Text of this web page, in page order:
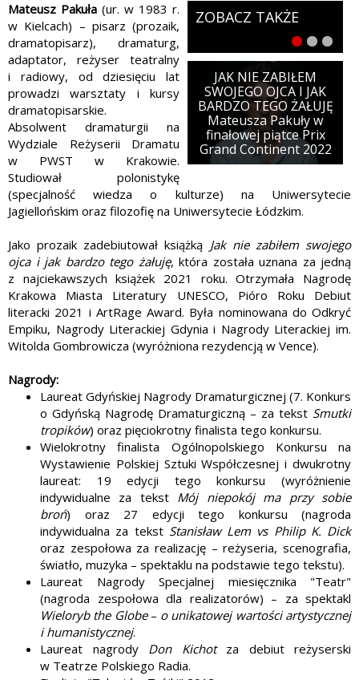
ZOBACZ TAKŻE
JAK NIE ZABIŁEM
SWOJEGO OJCA I JAK
BARDZO TEGO ŻAŁUJĘ
Mateusza Pakuły w
finałowej piątce Prix
Grand Continent 2022
Mateusz Pakuła (ur. w 1983 r.
w Kielcach) – pisarz (prozaik,
dramatopisarz), dramaturg,
adaptator, reżyser teatralny
i radiowy, od dziesięciu lat
prowadzi warsztaty i kursy
dramatopisarskie.
Absolwent dramaturgii na
Wydziale Reżyserii Dramatu
w PWST w Krakowie.
Studiował polonistykę
(specjalność wiedza o kulturze) na Uniwersytecie
Jagiellońskim oraz filozofię na Uniwersytecie Łódzkim.
Jako prozaik zadebiutował książką Jak nie zabiłem swojego
ojca i jak bardzo tego żałuję, która została uznana za jedną
z najciekawszych książek 2021 roku. Otrzymała Nagrodę
Krakowa Miasta Literatury UNESCO, Pióro Roku Debiut
literacki 2021 i ArtRage Award. Była nominowana do Odkryć
Empiku, Nagrody Literackiej Gdynia i Nagrody Literackiej im.
Witolda Gombrowicza (wyróżniona rezydencją w Vence).
Nagrody:
Laureat Gdyńskiej Nagrody Dramaturgicznej (7. Konkurs
o Gdyńską Nagrodę Dramaturgiczną – za tekst Smutki
tropików) oraz pięciokrotny finalista tego konkursu.
Wielokrotny finalista Ogólnopolskiego Konkursu na
Wystawienie Polskiej Sztuki Współczesnej i dwukrotny
laureat: 19 edycji tego konkursu (wyróżnienie
indywidualne za tekst Mój niepokój ma przy sobie
broń) oraz 27 edycji tego konkursu (nagroda
indywidualna za tekst Stanisław Lem vs Philip K. Dick
oraz zespołowa za realizację – reżyseria, scenografia,
światło, muzyka – spektaklu na podstawie tego tekstu).
Laureat Nagrody Specjalnej miesięcznika "Teatr"
(nagroda zespołowa dla realizatorów) – za spektakl
Wieloryb the Globe– o unikatowej wartości artystycznej
i humanistycznej.
Laureat nagrody Don Kichotza debiut reżyserski
w Teatrze Polskiego Radia.